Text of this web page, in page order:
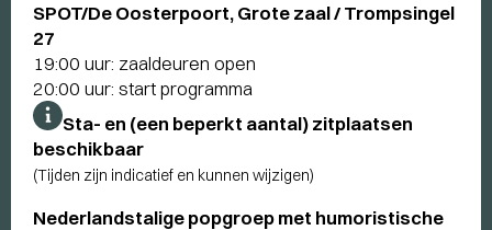
SPOT/De Oosterpoort, Grote zaal / Trompsingel
27
19:00 uur: zaaldeuren open
20:00 uur: start programma
Sta- en (een beperkt aantal) zitplaatsen
beschikbaar
(Tijden zijn indicatief en kunnen wijzigen)
Nederlandstalige popgroep met humoristische